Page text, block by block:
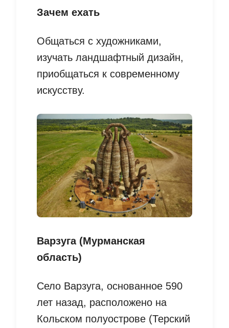
Зачем ехать
Общаться с художниками,
изучать ландшафтный дизайн,
приобщаться к современному
искусству.
Варзуга (Мурманская
область)
Село Варзуга, основанное 590
лет назад, расположено на
Кольском полуострове (Терский